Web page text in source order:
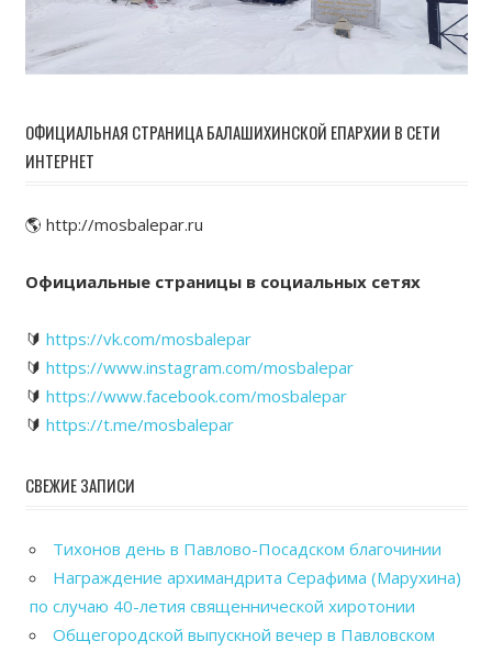
ОФИЦИАЛЬНАЯ СТРАНИЦА БАЛАШИХИНСКОЙ ЕПАРХИИ В СЕТИ
ИНТЕРНЕТ
🌎 http://mosbalepar.ru
Официальные страницы в социальных сетях
🔰 https://vk.com/mosbalepar
🔰 https://www.instagram.com/mosbalepar
🔰 https://www.facebook.com/mosbalepar
🔰 https://t.me/mosbalepar
СВЕЖИЕ ЗАПИСИ
Тихонов день в Павлово-Посадском благочинии
Награждение архимандрита Серафима (Марухина)
по случаю 40-летия священнической хиротонии
Общегородской выпускной вечер в Павловском